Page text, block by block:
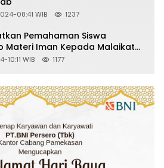
08:41 WIB 1237
Pemahaman Siswa
Materi Iman Kepada Malaikat
Metode Pembelajaran
10:11 WIB 1177